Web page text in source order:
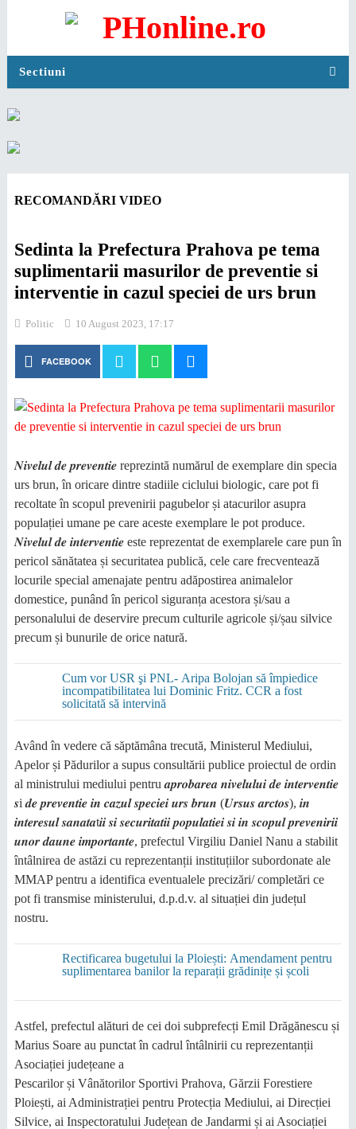
Sectiuni
RECOMANDĂRI VIDEO
Sedinta la Prefectura Prahova pe tema
suplimentarii masurilor de preventie si
interventie in cazul speciei de urs brun
Politic 10 August 2023, 17:17
FACEBOOK
𝑵𝒊𝒗𝒆𝒍𝒖𝒍 𝒅𝒆 𝒑𝒓𝒆𝒗𝒆𝒏𝒕𝒊𝒆 reprezintă numărul de exemplare din specia
urs brun, în oricare dintre stadiile ciclului biologic, care pot fi
recoltate în scopul prevenirii pagubelor și atacurilor asupra
populației umane pe care aceste exemplare le pot produce.
𝑵𝒊𝒗𝒆𝒍𝒖𝒍 𝒅𝒆 𝒊𝒏𝒕𝒆𝒓𝒗𝒆𝒏𝒕𝒊𝒆 este reprezentat de exemplarele care pun în
pericol sănătatea și securitatea publică, cele care frecventează
locurile special amenajate pentru adăpostirea animalelor
domestice, punând în pericol siguranța acestora și/sau a
personalului de deservire precum culturile agricole și/șau silvice
precum și bunurile de orice natură.
Cum vor USR şi PNL- Aripa Bolojan să împiedice
incompatibilitatea lui Dominic Fritz. CCR a fost
solicitată să intervină
Având în vedere că săptămâna trecută, Ministerul Mediului,
Apelor și Pădurilor a supus consultării publice proiectul de ordin
al ministrului mediului pentru 𝒂𝒑𝒓𝒐𝒃𝒂𝒓𝒆𝒂 𝒏𝒊𝒗𝒆𝒍𝒖𝒍𝒖𝒊 𝒅𝒆 𝒊𝒏𝒕𝒆𝒓𝒗𝒆𝒏𝒕𝒊𝒆
𝒔i 𝒅𝒆 𝒑𝒓𝒆𝒗𝒆𝒏𝒕𝒊𝒆 𝒊𝒏 𝒄𝒂𝒛𝒖𝒍 𝒔𝒑𝒆𝒄𝒊𝒆𝒊 𝒖𝒓𝒔 𝒃𝒓𝒖𝒏 (𝑼𝒓𝒔𝒖𝒔 𝒂𝒓𝒄𝒕𝒐𝒔), 𝒊𝒏
𝒊𝒏𝒕𝒆𝒓𝒆𝒔𝒖𝒍 𝒔𝒂𝒏𝒂𝒕𝒂t𝒊𝒊 𝒔𝒊 𝒔𝒆𝒄𝒖𝒓𝒊𝒕𝒂𝒕𝒊𝒊 𝒑𝒐𝒑𝒖𝒍𝒂𝒕𝒊𝒆𝒊 𝒔𝒊 𝒊𝒏 𝒔𝒄𝒐𝒑𝒖𝒍 𝒑𝒓𝒆𝒗𝒆𝒏𝒊𝒓𝒊𝒊
𝒖𝒏𝒐𝒓 𝒅𝒂𝒖𝒏𝒆 𝒊𝒎𝒑𝒐𝒓𝒕𝒂𝒏𝒕𝒆, prefectul Virgiliu Daniel Nanu a stabilit
întâlnirea de astăzi cu reprezentanții instituțiilor subordonate ale
MMAP pentru a identifica eventualele precizări/ completări ce
pot fi transmise ministerului, d.p.d.v. al situației din județul
nostru.
Rectificarea bugetului la Ploiești: Amendament pentru
suplimentarea banilor la reparații grădinițe și școli
Astfel, prefectul alături de cei doi subprefecți Emil Drăgănescu și
Marius Soare au punctat în cadrul întâlnirii cu reprezentanții
Asociației județeane a
Pescarilor și Vânătorilor Sportivi Prahova, Gărzii Forestiere
Ploiești, ai Administrației pentru Protecția Mediului, ai Direcției
Silvice, ai Inspectoratului Județean de Jandarmi și ai Asociației